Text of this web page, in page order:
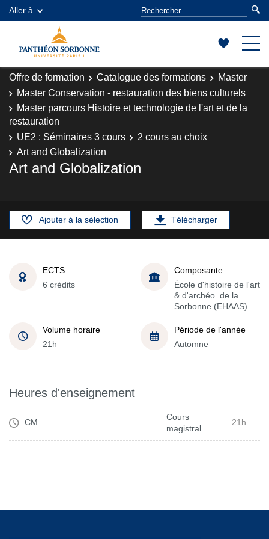
Aller à
Offre de formation Catalogue des formations
Master
Master Conservation - restauration des biens culturels
Master parcours Histoire et technologie de l'art et de la
restauration
UE2 : Séminaires 3 cours
2 cours au choix
Art and Globalization
Art and Globalization
Ajouter à la sélection Télécharger
ECTS
6 crédits
Composante
École d'histoire de l'art
& d'archéo. de la
Sorbonne (EHAAS)
Volume horaire
21h
Période de l'année
Automne
Heures d'enseignement
CM
Cours
magistral
21h